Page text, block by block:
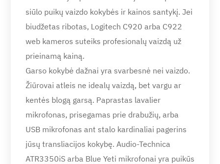
siūlo puikų vaizdo kokybės ir kainos santykį. Jei
biudžetas ribotas, Logitech C920 arba C922
web kameros suteiks profesionalų vaizdą už
prieinamą kainą.
Garso kokybė dažnai yra svarbesnė nei vaizdo.
Žiūrovai atleis ne idealų vaizdą, bet vargu ar
kentės blogą garsą. Paprastas lavalier
mikrofonas, prisegamas prie drabužių, arba
USB mikrofonas ant stalo kardinaliai pagerins
jūsų transliacijos kokybę. Audio-Technica
ATR3350iS arba Blue Yeti mikrofonai yra puikūs